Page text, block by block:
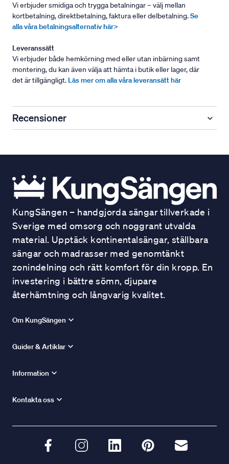
Vi erbjuder smidiga och trygga betalningar – välj mellan
kortbetalning, direktbetalning, faktura eller delbetalning.Se
alla våra betalningsalternativ här>
Leveranssätt
Vi erbjuder både hemkörning med eller utan inbärning samt
montering, du kan även välja att hämta i butik eller lager, där
det är tillgängligt. Läs mer om alla våra leveransätt här
Recensioner
KungSängen – handgjorda sängar tillverkade i
Sverige med omsorg och noggrant utvalda
material. Upptäck kontinentalsängar, ställbara
sängar och madrasser med genomtänkt
zonindelning och rätt komfort för din kropp. En
investering i bättre sömn, djupare
återhämtning och långvarig kvalitet.
Om KungSängen
Guider & Artiklar
Information
Kontakta oss